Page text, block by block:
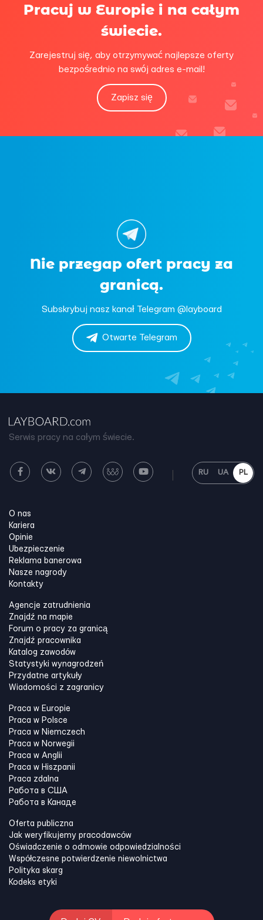
Pracuj w Europie i na całym
świecie.
Zarejestruj się, aby otrzymywać najlepsze oferty
bezpośrednio na swój adres e-mail!
Zapisz się
Nie przegap ofert pracy za
granicą.
Subskrybuj nasz kanał Telegram @layboard
Otwarte Telegram
Serwis pracy na całym świecie.
RU UA PL
O nas
Kariera
Opinie
Ubezpieczenie
Reklama banerowa
Nasze nagrody
Kontakty
Agencje zatrudnienia
Znajdź na mapie
Forum o pracy za granicą
Znajdź pracownika
Katalog zawodów
Statystyki wynagrodzeń
Przydatne artykuły
Wiadomości z zagranicy
Praca w Europie
Praca w Polsce
Praca w Niemczech
Praca w Norwegii
Praca w Anglii
Praca w Hiszpanii
Praca zdalna
Работа в США
Работа в Канадe
Oferta publiczna
Jak weryfikujemy pracodawców
Oświadczenie o odmowie odpowiedzialności
Współczesne potwierdzenie niewolnictwa
Polityka skarg
Kodeks etyki